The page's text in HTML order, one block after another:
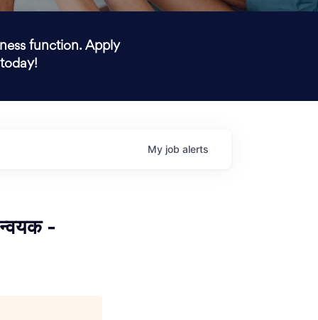
function. Apply
My job alerts
-